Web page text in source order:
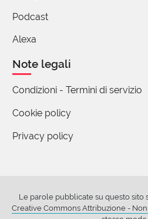
Podcast
Alexa
Note legali
Condizioni - Termini di servizio
Cookie policy
Privacy policy
Le parole pubblicate su questo sito
Creative Commons Attribuzione -